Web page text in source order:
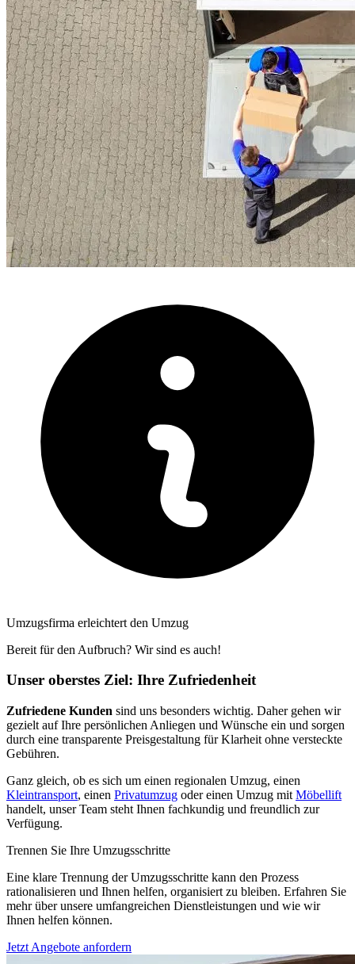
Umzugsfirma erleichtert den Umzug
Bereit für den Aufbruch? Wir sind es auch!
Unser oberstes Ziel: Ihre Zufriedenheit
Zufriedene Kunden sind uns besonders wichtig. Daher gehen wir
gezielt auf Ihre persönlichen Anliegen und Wünsche ein und sorgen
durch eine transparente Preisgestaltung für Klarheit ohne versteckte
Gebühren.
Ganz gleich, ob es sich um einen regionalen Umzug, einen
Kleintransport, einen Privatumzug oder einen Umzug mit Möbellift
handelt, unser Team steht Ihnen fachkundig und freundlich zur
Verfügung.
Trennen Sie Ihre Umzugsschritte
Eine klare Trennung der Umzugsschritte kann den Prozess
rationalisieren und Ihnen helfen, organisiert zu bleiben. Erfahren Sie
mehr über unsere umfangreichen Dienstleistungen und wie wir
Ihnen helfen können.
Jetzt Angebote anfordern